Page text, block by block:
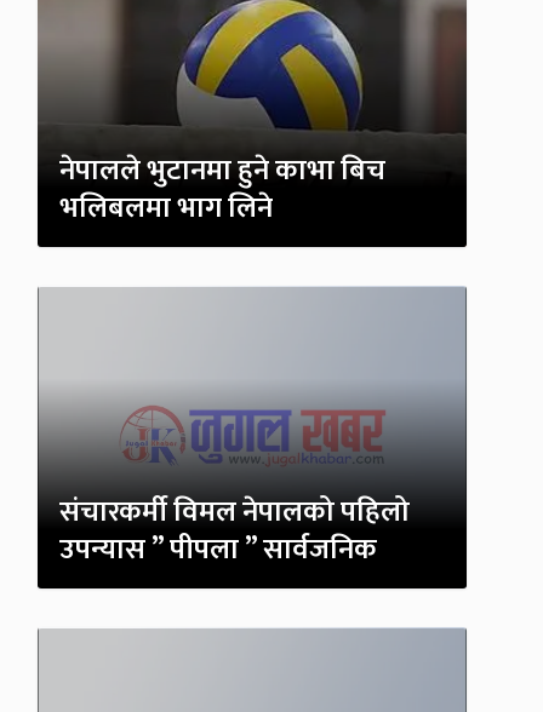
नेपालले भुटानमा हुने काभा बिच
भलिबलमा भाग लिने
संचारकर्मी विमल नेपालको पहिलो
उपन्यास ” पीपला ” सार्वजनिक